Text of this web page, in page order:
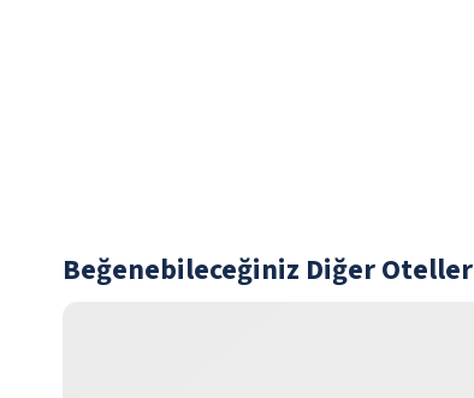
Beğenebileceğiniz Diğer Oteller